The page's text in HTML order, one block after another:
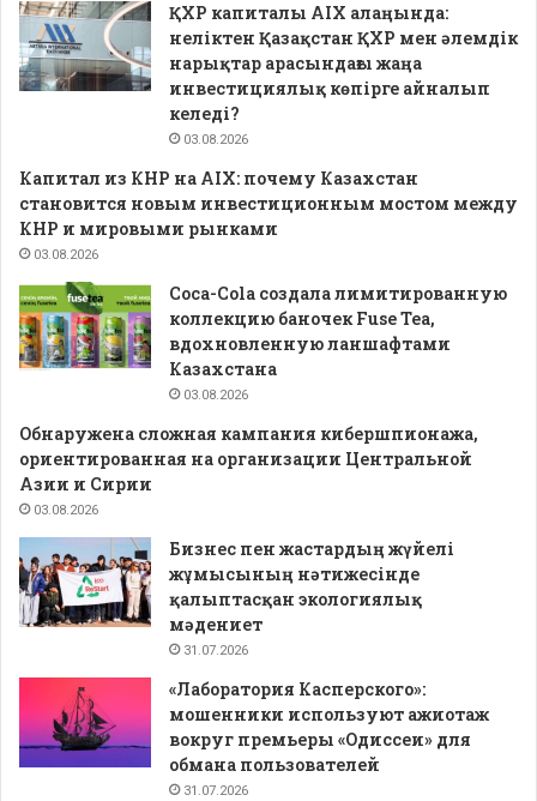
ҚХР капиталы AIX алаңында:
неліктен Қазақстан ҚХР мен әлемдік
нарықтар арасындағы жаңа
инвестициялық көпірге айналып
келеді?
03.08.2026
Капитал из КНР на AIX: почему Казахстан
становится новым инвестиционным мостом между
КНР и мировыми рынками
03.08.2026
Coca-Cola создала лимитированную
коллекцию баночек Fuse Tea,
вдохновленную ланшафтами
Казахстана
03.08.2026
Обнаружена сложная кампания кибершпионажа,
ориентированная на организации Центральной
Азии и Сирии
03.08.2026
Бизнес пен жастардың жүйелі
жұмысының нәтижесінде
қалыптасқан экологиялық
мәдениет
31.07.2026
«Лаборатория Касперского»:
мошенники используют ажиотаж
вокруг премьеры «Одиссеи» для
обмана пользователей
31.07.2026